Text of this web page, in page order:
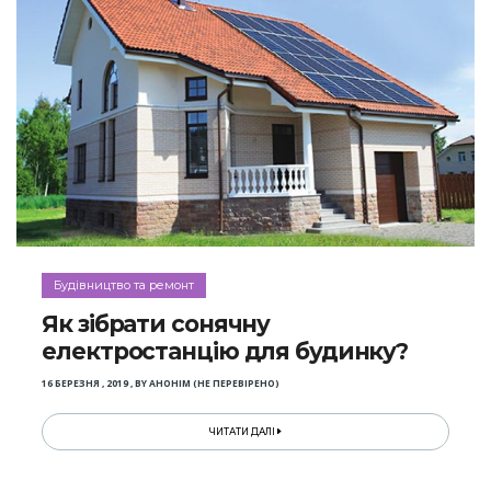
Будівництво та ремонт
Як зібрати сонячну
електростанцію для будинку?
16 БЕРЕЗНЯ , 2019,BYАНОНІМ (НЕ ПЕРЕВІРЕНО)
ЧИТАТИ ДАЛІ